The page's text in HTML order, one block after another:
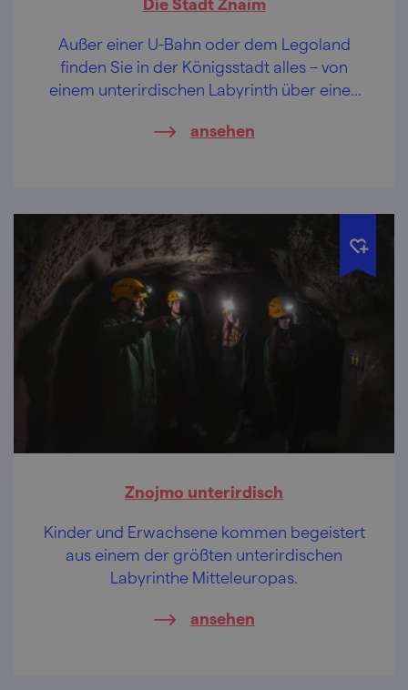
Außer einer U-Bahn oder dem Legoland
finden Sie in der Königsstadt alles – von
einem unterirdischen Labyrinth über einen
wie himmlischer Nektar ist.
ansehen
Znojmo unterirdisch
Kinder und Erwachsene kommen begeistert
aus einem der größten unterirdischen
Labyrinthe Mitteleuropas.
ansehen